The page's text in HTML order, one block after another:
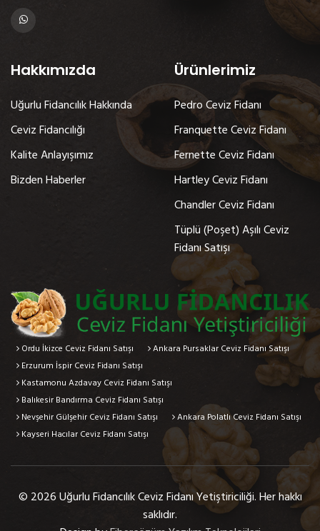
Hakkımızda
Uğurlu Fidancılık Hakkında
Ceviz Fidancılığı
Kalite Anlayışımız
Bizden Haberler
Ürünlerimiz
Pedro Ceviz Fidanı
Franquette Ceviz Fidanı
Fernette Ceviz Fidanı
Hartley Ceviz Fidanı
Chandler Ceviz Fidanı
Tüplü (Poşet) Aşılı Ceviz
Fidanı Satışı
Ordu İkizce Ceviz Fidanı Satışı
Ankara Pursaklar Ceviz Fidanı Satışı
Erzurum İspir Ceviz Fidanı Satışı
Kastamonu Azdavay Ceviz Fidanı Satışı
Balıkesir Bandırma Ceviz Fidanı Satışı
Nevşehir Gülşehir Ceviz Fidanı Satışı
Ankara Polatlı Ceviz Fidanı Satışı
Kayseri Hacılar Ceviz Fidanı Satışı
© 2026 Uğurlu Fidancılık Ceviz Fidanı Yetiştiriciliği. Her hakkı
saklıdır.